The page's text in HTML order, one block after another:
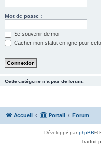
Mot de passe :
Se souvenir de moi
Cacher mon statut en ligne pour
Cette catégorie n’a pas de forum.
Accueil Portail Forum
Développé parphpBB®
Traduit